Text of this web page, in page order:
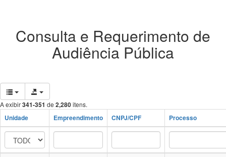
Consulta e Requerimento de
Audiência Pública
A exibir341-351 de 2,280itens.
Unidade Empreendimento CNPJ/CPF Processo